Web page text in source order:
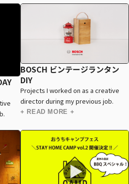
BOSCH ビンテージランタン
DIY
Projects I worked on as a creative
director during my previous job.
+ READ MORE +